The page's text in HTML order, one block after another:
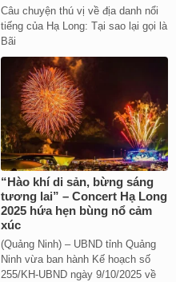
Câu chuyện thú vị về địa danh nổi
tiếng của Hạ Long: Tại sao lại gọi là
Bãi
“Hào khí di sản, bừng sáng
tương lai” – Concert Hạ Long
2025 hứa hẹn bùng nổ cảm
xúc
(Quảng Ninh) – UBND tỉnh Quảng
Ninh vừa ban hành Kế hoạch số
255/KH-UBND ngày 9/10/2025 về